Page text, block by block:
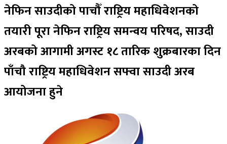
नेफिन साउदीको पाचौँ राष्ट्रिय महाधिवेशनको
तयारी पूरा नेफिन राष्ट्रिय समन्वय परिषद, साउदी
अरबको आगामी अगस्ट १८ तारिक शुक्रबारका दिन
पाँचौ राष्ट्रिय महाधिवेशन सफ्वा साउदी अरब
आयोजना हुने